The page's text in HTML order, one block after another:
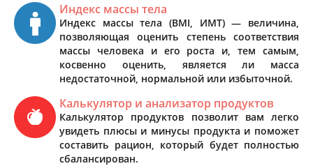
Индекс массы тела
Индекс массы тела (BMI, ИМТ) — величина,
позволяющая оценить степень соответствия
массы человека и его роста и, тем самым,
косвенно оценить, является ли масса
недостаточной, нормальной или избыточной.
Калькулятор и анализатор продуктов
Калькулятор продуктов позволит вам легко
увидеть плюсы и минусы продукта и поможет
составить рацион, который будет полностью
сбалансирован.